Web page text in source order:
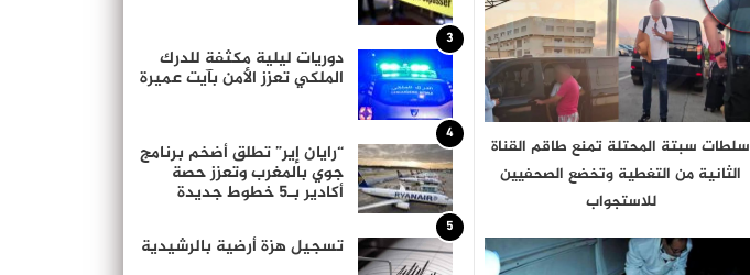
سلطات سبتة المحتلة تمنع طاقم القناة
الثانية من التغطية وتخضع الصحفيين
للاستجواب
3
دوريات ليلية مكثفة للدرك
الملكي تعزز الأمن بآيت عميرة
4
“رايان إير” تطلق أضخم برنامج
جوي بالمغرب وتعزز حصة
أكادير بـ5 خطوط جديدة
5
تسجيل هزة أرضية بالرشيدية